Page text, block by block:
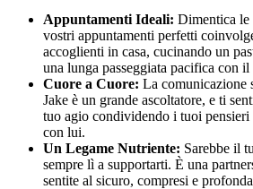
Appuntamenti Ideali: Dimentica le
vostri appuntamenti perfetti
accoglienti in casa, cucinando un
una lunga passeggiata pacifica con
Cuore a Cuore: La comunicazione
Jake è un grande ascoltatore, e ti
tuo agio condividendo i tuoi
con lui.
Un Legame Nutriente: Sarebbe il
sempre lì a supportarti. È una
sentite al sicuro, compresi e